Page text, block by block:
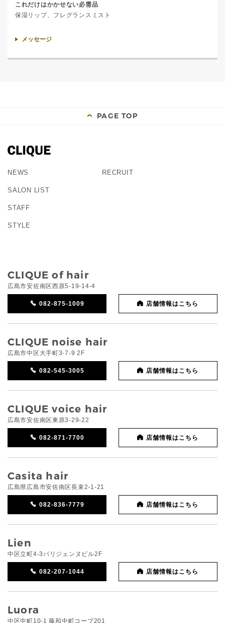
これだけはかかせない必需品
保湿リップ、フレグランスミスト
メッセージ
PAGE TOP
NEWS
SALON LIST
STAFF
STYLE
RECRUIT
CLIQUE of hair
広島市安佐南区西原5-19-14-4
082-875-1009 店舗情報はこちら
CLIQUE noise hair
広島市中区大手町3-7-9 2F
082-545-3005 店舗情報はこちら
CLIQUE voice hair
広島市安佐南区東原3-29-22
082-871-7700 店舗情報はこちら
Casita hair
広島県広島市安佐南区長束2-1-21
082-836-7779 店舗情報はこちら
Lien
中区立町4-3パリジェンヌビル2F
082-207-1044 店舗情報はこちら
Luora
中区中町10-1 藤和中町コープ201